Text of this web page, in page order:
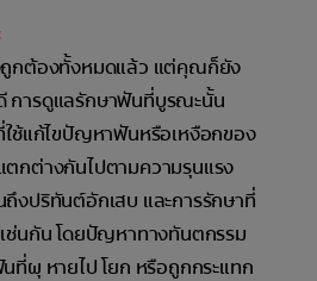
ถูกต้องทั้งหมดแล้ว แต่คุณก็ยัง
การดูแลรักษาฟันที่บูรณะนั้น
ช้แก้ไขปัญหาฟันหรือเหงือกของ
กต่างกันไปตามความรุนแรง
งปริทันต์อักเสบ และการรักษาที่
ช่นกัน โดยปัญหาทางทันตกรรม
ที่ผุ หายไป โยก หรือถูกกระแทก